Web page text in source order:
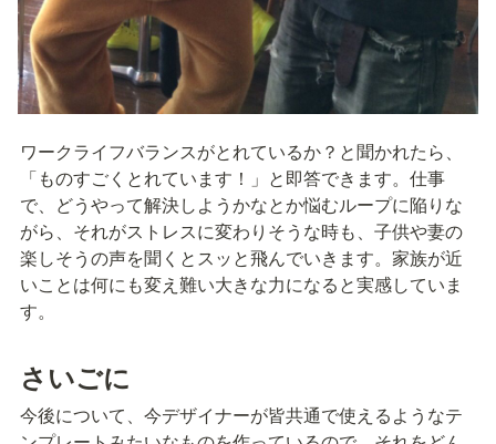
ワークライフバランスがとれているか？と聞かれたら、
「ものすごくとれています！」と即答できます。仕事
で、どうやって解決しようかなとか悩むループに陥りな
がら、それがストレスに変わりそうな時も、子供や妻の
楽しそうの声を聞くとスッと飛んでいきます。家族が近
いことは何にも変え難い大きな力になると実感していま
す。
さいごに
今後について、今デザイナーが皆共通で使えるようなテ